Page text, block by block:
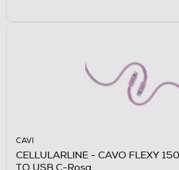
CAVI
CELLULARLINE - CAVO FLEXY
TO USB C-Rosa